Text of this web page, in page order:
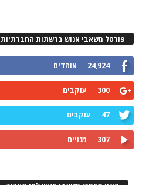
פורטל משאבי אנוש ברשתות החברתיות
24,924 אוהדים
300 עוקבים
47 עוקבים
307 מנויים